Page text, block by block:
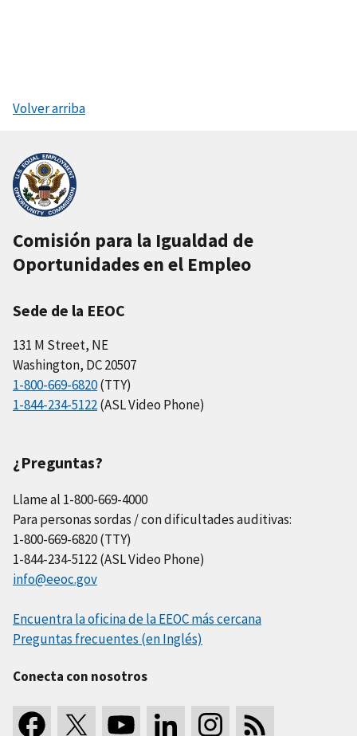
Volver arriba
Comisión para la Igualdad de
Oportunidades en el Empleo
Sede de la EEOC
131 M Street, NE
Washington, DC 20507
1-800-669-6820(TTY)
1-844-234-5122(ASL Video Phone)
¿Preguntas?
Llame al 1-800-669-4000
Para personas sordas / con dificultades auditivas:
1-800-669-6820 (TTY)
1-844-234-5122 (ASL Video Phone)
info@eeoc.gov
Encuentra la oficina de la EEOC más cercana
Preguntas frecuentes (en Inglés)
Conecta con nosotros